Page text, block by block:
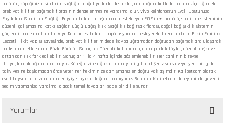
bu ürün, köpeğinizin sindirim sağlığını doğal yollarla destekler, canlılığına katkıda bulunur. İçeriğindeki
prebiyotik lifler bağırsak florasının dengelenmesine yardımcı olur. Viyo Reinforces'un Evcil Dostunuza
Faydaları Sindirim Sağlığı: Faydalı bakteri oluşumunu destekleyen FOSim+ formülü, sindirim sisteminin
düzenli çalışmasına katkı sağlar. Güçlü Bağışıklık: Sağlıklı bağırsak florası, doğal bağışıklık sistemini
güçlendirmede anahtardır. Viyo Reinforces, bakteri popülasyonunu besleyerek direnci artırır. Etkin Emilim:
Lezzetli likit yapısı sayesinde, prebiyotik lifler midede kayba uğramadan doğrudan bağırsaklara ulaşarak
maksimum etki sunar. Gözle Görülür Sonuçlar: Düzenli kullanımda, daha parlak tüyler, düzenli dışkı ve
artan canlılık fark edilebilir. Sonuçlar 1 ila 4 hafta içinde gözlemlenebilir. Her canlının bireysel
ihtiyaçları olduğunu unutmayın. Köpeğinizin sağlık durumuyla ilgili endişeniz varsa veya yeni bir gıda
takviyesine başlamadan önce veteriner hekiminize danışmanız en doğru yaklaşımdır. Kalipet.com olarak,
evcil hayvanlarınızın daima en iyiye layık olduğuna inanıyoruz. Bu urun, Kalipet.com deneyiminde guvenli
secim yapmaniza yardimci olacak temel faydalari sade bir dille sunar.
Yorumlar